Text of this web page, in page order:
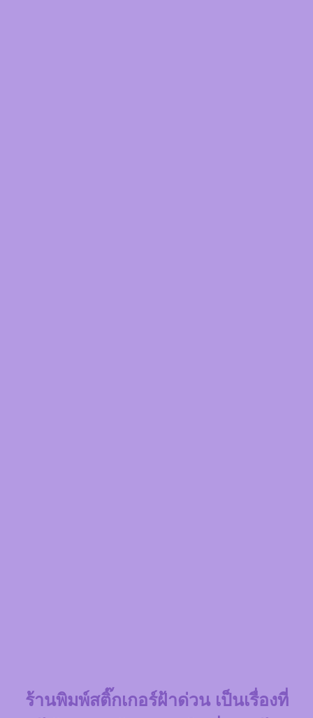
ร้านพิมพ์สติ๊กเกอร์ฝ้าด่วน เป็นเรื่องที่